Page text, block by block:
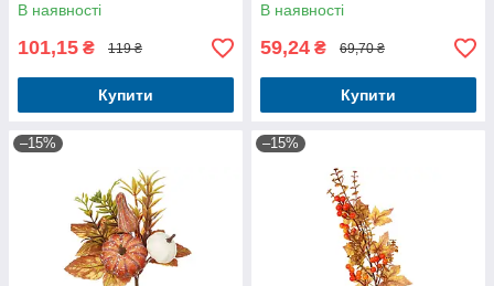
В наявності
101,15 ₴ 119 ₴
Купити
В наявності
59,24 ₴ 69,70 ₴
Купити
–15% –15%